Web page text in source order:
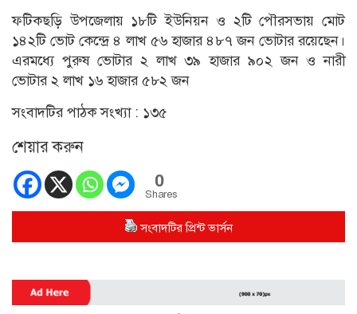
ফটিকছড়ি উপজেলায় ১৮টি ইউনিয়ন ও ২টি পৌরসভায় মোট
১৪২টি ভোট কেন্দ্রে ৪ লাখ ৫৬ হাজার ৪৮৭ জন ভোটার রয়েছেন।
এরমধ্যে পুরুষ ভোটার ২ লাখ ৩৯ হাজার ৯০২ জন ও নারী
ভোটার ২ লাখ ১৬ হাজার ৫৮২ জন
সংবাদটির পাঠক সংখ্যা : ১৩৫
শেয়ার করুন
0
Shares
সংবাদটির প্রিন্ট ভার্সন